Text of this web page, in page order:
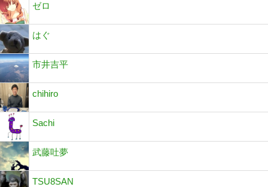
ゼロ
はぐ
市井吉平
chihiro
Sachi
武藤吐夢
TSU8SAN